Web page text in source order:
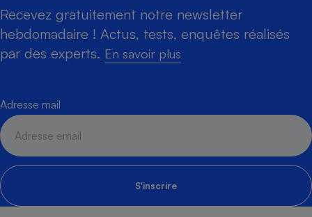
Recevez gratuitement notre newsletter
hebdomadaire ! Actus, tests, enquêtes réalisés
par des experts. En savoir plus
Adresse mail
S'inscrire